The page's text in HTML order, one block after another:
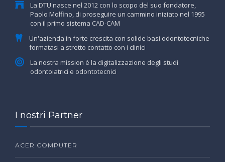
La DTU nasce nel 2012 con lo scopo del suo fondatore,
Paolo Molfino, di proseguire un cammino iniziato nel 1995
con il primo sistema CAD-CAM
Un'azienda in forte crescita con solide basi odontotecniche
formatasi a stretto contatto con i clinici
La nostra mission è la digitalizzazione degli studi
odontoiatrici e odontotecnici
I nostri Partner
ACER COMPUTER